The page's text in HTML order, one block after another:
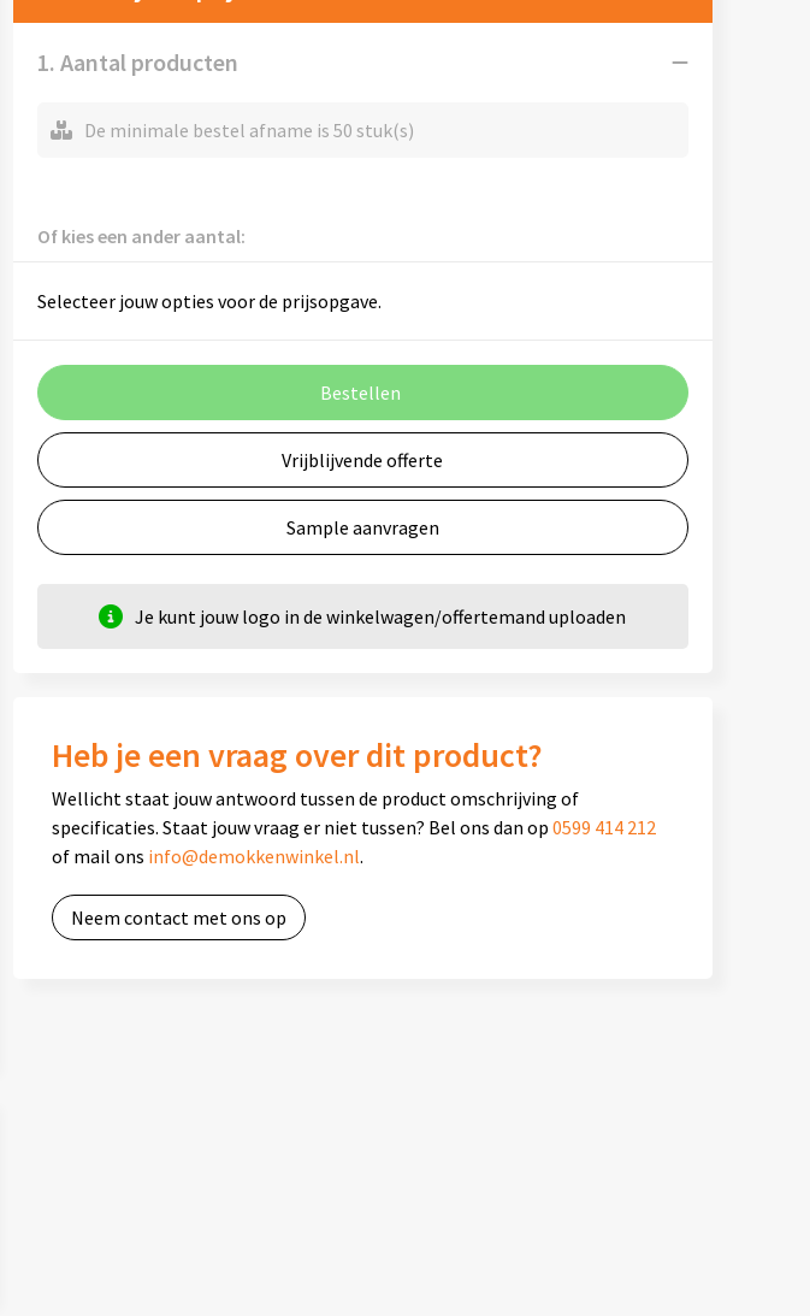
1. Aantal producten
De minimale bestel afname is 50 stuk(s)
Of kies een ander aantal:
Selecteer jouw opties voor de prijsopgave.
Bestellen
Vrijblijvende offerte
Sample aanvragen
Je kunt jouw logo in de winkelwagen/offertemand uploaden
Heb je een vraag over dit product?
Wellicht staat jouw antwoord tussen de product omschrijving of
specificaties. Staat jouw vraag er niet tussen? Bel ons dan op 0599 414 212
of mail ons info@demokkenwinkel.nl.
Neem contact met ons op